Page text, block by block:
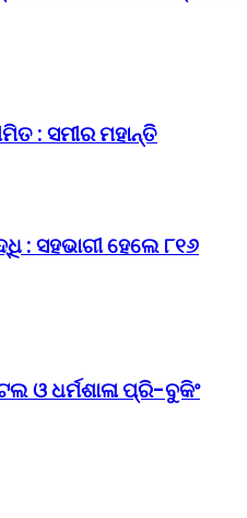
: ସମୀର ମହାନ୍ତି
: ସହଭାଗୀ ହେଲେ ୮୧୬
ଓ ଧର୍ମଶାଳା ପ୍ରି-ବୁକିଂ